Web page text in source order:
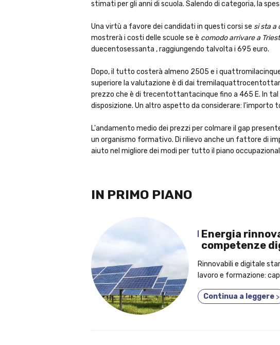
stimati per gli anni di scuola. Salendo di categoria, la
Una virtù a favore dei candidati in questi corsi se si sta a
mostrerà i costi delle scuole se è comodo arrivare a
duecentosessanta , raggiungendo talvolta i 695 euro.
Dopo, il tutto costerà almeno 2505 e i
superiore la valutazione è di dai
prezzo che è di trecentottantacinque fino a 465 E. In
disposizione. Un altro aspetto da considerare:
L'andamento medio dei prezzi per colmare il gap
un organismo formativo. Di rilievo anche un fattore di
aiuto nel migliore dei modi per tutto il piano
IN PRIMO PIANO
Energia
competenze
Rinnovabili e digitale
lavoro e formazione:
Continua a leggere >